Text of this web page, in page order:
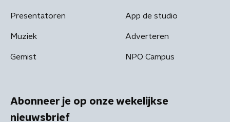
Presentatoren
Muziek
Gemist
App de studio
Adverteren
NPO Campus
Abonneer je op onze wekelijkse
nieuwsbrief